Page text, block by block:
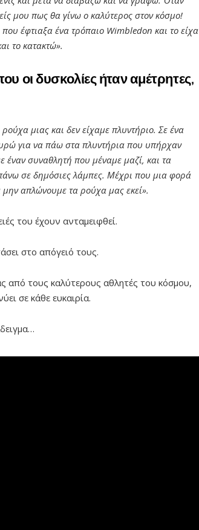
μου πως θα γίνω ο καλύτερος στον κόσμο!
έφτιαξα ένα τρόπαιο Wimbledon και το είχα
το κατακτώ».
οι δυσκολίες ήταν αμέτρητες,
μιας και δεν είχαμε πλυντήριο. Σε ένα
για να πάω στα πλυντήρια που υπήρχαν
έναν συναθλητή που μέναμε μαζί, και τα
σε δημόσιες λάμπες. Μέχρι που μια φορά
απλώνουμε τα ρούχα μας εκεί».
του έχουν ανταμειφθεί.
στο απόγειό τους.
από τους καλύτερους αθλητές του κόσμου,
σε κάθε ευκαιρία.